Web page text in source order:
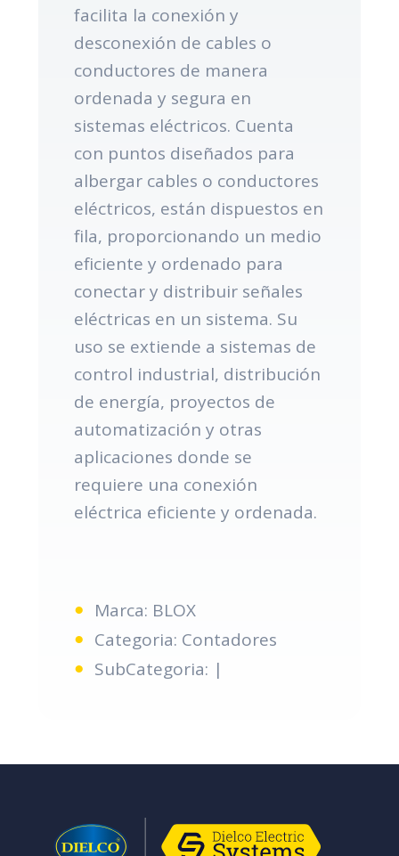
facilita la conexión y
desconexión de cables o
conductores de manera
ordenada y segura en
sistemas eléctricos. Cuenta
con puntos diseñados para
albergar cables o conductores
eléctricos, están dispuestos en
fila, proporcionando un medio
eficiente y ordenado para
conectar y distribuir señales
eléctricas en un sistema. Su
uso se extiende a sistemas de
control industrial, distribución
de energía, proyectos de
automatización y otras
aplicaciones donde se
requiere una conexión
eléctrica eficiente y ordenada.
Marca: BLOX
Categoria: Contadores
SubCategoria: |